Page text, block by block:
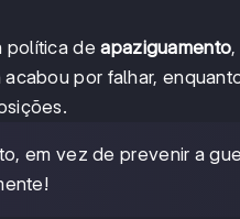
política deapaziguamento
por falhar,
em vez de prevenir a